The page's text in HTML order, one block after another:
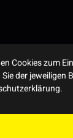
Cookies zum
der